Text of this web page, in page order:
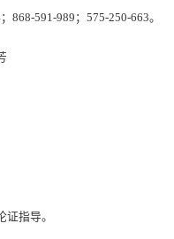
868-591-989；575-250-663。
指导。